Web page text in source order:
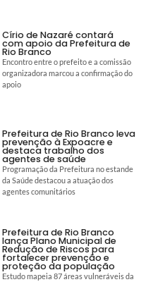
Círio de Nazaré contará
com apoio da Prefeitura de
Rio Branco
Encontro entre o prefeito e a comissão
organizadora marcou a confirmação do
apoio
Prefeitura de Rio Branco leva
prevenção à Expoacre e
destaca trabalho dos
agentes de saúde
Programação da Prefeitura no estande
da Saúde destacou a atuação dos
agentes comunitários
Prefeitura de Rio Branco
lança Plano Municipal de
Redução de Riscos para
fortalecer prevenção e
proteção da população
Estudo mapeia 87 áreas vulneráveis da